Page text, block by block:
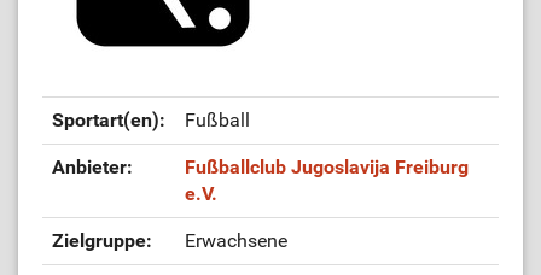
Sportart(en): Fußball
Anbieter:
Fußballclub Jugoslavija Freiburg
e.V.
Zielgruppe: Erwachsene